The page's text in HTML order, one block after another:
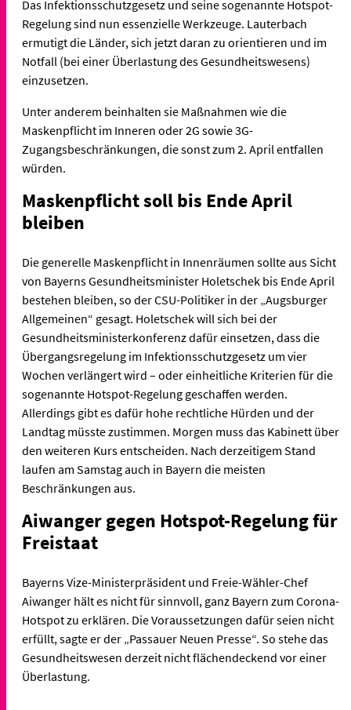
Das Infektionsschutzgesetz und seine sogenannte Hotspot-
Regelung sind nun essenzielle Werkzeuge. Lauterbach
ermutigt die Länder, sich jetzt daran zu orientieren und im
Notfall (bei einer Überlastung des Gesundheitswesens)
einzusetzen.
Unter anderem beinhalten sie Maßnahmen wie die
Maskenpflicht im Inneren oder 2G sowie 3G-
Zugangsbeschränkungen, die sonst zum 2. April entfallen
würden.
Maskenpflicht soll bis Ende April
bleiben
Die generelle Maskenpflicht in Innenräumen sollte aus Sicht
von Bayerns Gesundheitsminister Holetschek bis Ende April
bestehen bleiben, so der CSU-Politiker in der „Augsburger
Allgemeinen“ gesagt. Holetschek will sich bei der
Gesundheitsministerkonferenz dafür einsetzen, dass die
Übergangsregelung im Infektionsschutzgesetz um vier
Wochen verlängert wird – oder einheitliche Kriterien für die
sogenannte Hotspot-Regelung geschaffen werden.
Allerdings gibt es dafür hohe rechtliche Hürden und der
Landtag müsste zustimmen. Morgen muss das Kabinett über
den weiteren Kurs entscheiden. Nach derzeitigem Stand
laufen am Samstag auch in Bayern die meisten
Beschränkungen aus.
Aiwanger gegen Hotspot-Regelung für
Freistaat
Bayerns Vize-Ministerpräsident und Freie-Wähler-Chef
Aiwanger hält es nicht für sinnvoll, ganz Bayern zum Corona-
Hotspot zu erklären. Die Voraussetzungen dafür seien nicht
erfüllt, sagte er der „Passauer Neuen Presse“. So stehe das
Gesundheitswesen derzeit nicht flächendeckend vor einer
Überlastung.